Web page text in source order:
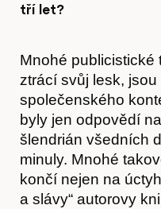
tří let?
Mnohé publicistické
ztrácí svůj lesk,
společenského
byly jen odpovědí
šlendrián všedních
minuly. Mnohé
končí nejen na
a slávy“ autorovy